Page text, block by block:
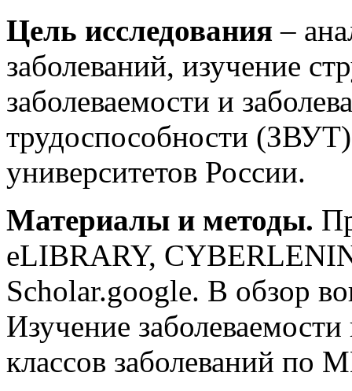
Цель исследования –
заболеваний, изучение
заболеваемости и
трудоспособности
университетов России.
Материалы и методы.
eLIBRARY,
Scholar.google. В обзор
Изучение
классов заболеваний по